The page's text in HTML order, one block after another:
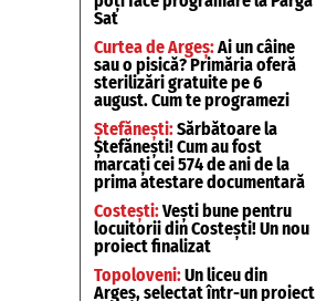
Sat
Curtea de Argeș:Ai un câine
sau o pisică? Primăria oferă
sterilizări gratuite pe 6
august. Cum te programezi
Ștefănești:Sărbătoare la
Ștefănești! Cum au fost
marcați cei 574 de ani de la
prima atestare documentară
Costești:Vești bune pentru
locuitorii din Costești! Un nou
proiect finalizat
Topoloveni:Un liceu din
Argeș, selectat într-un proiect